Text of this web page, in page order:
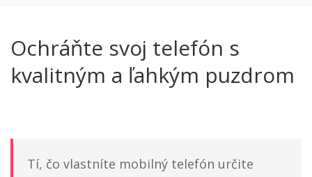
Ochráňte svoj telefón s
kvalitným a ľahkým puzdrom
Tí, čo vlastníte mobilný telefón určite